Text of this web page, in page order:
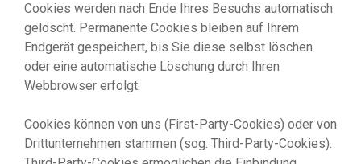
Cookies werden nach Ende Ihres Besuchs automatisch
gelöscht. Permanente Cookies bleiben auf Ihrem
Endgerät gespeichert, bis Sie diese selbst löschen
oder eine automatische Löschung durch Ihren
Webbrowser erfolgt.
Cookies können von uns (First-Party-Cookies) oder von
Drittunternehmen stammen (sog. Third-Party-Cookies).